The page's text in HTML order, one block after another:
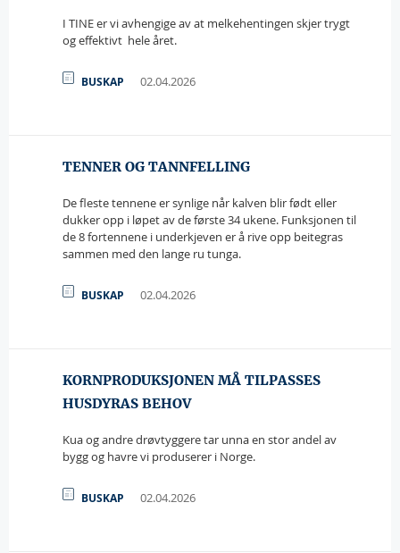
I TINE er vi avhengige av at melkehentingen skjer trygt
og effektivt  hele året.
BUSKAP 02.04.2026
TENNER OG TANNFELLING
De fleste tennene er synlige når kalven blir født eller
dukker opp i løpet av de første 34 ukene. Funksjonen til
de 8 fortennene i underkjeven er å rive opp beitegras
sammen med den lange ru tunga.
BUSKAP 02.04.2026
KORNPRODUKSJONEN MÅ TILPASSES
HUSDYRAS BEHOV
Kua og andre drøvtyggere tar unna en stor andel av
bygg og havre vi produserer i Norge.
BUSKAP 02.04.2026